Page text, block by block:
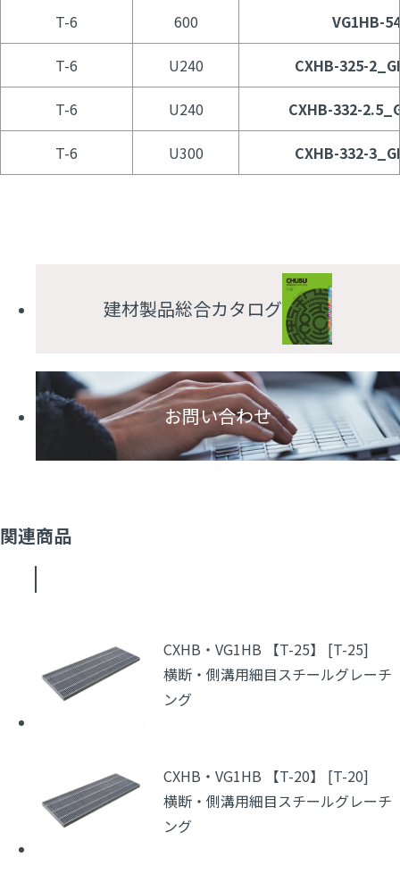
T-6 600 VG1HB-
T-6 U240 CXHB-325-
T-6 U240 CXHB-332-
T-6 U300 CXHB-332-
建材製品総合カタログ
お問い合わせ
関連商品
CXHB・VG1HB 【T-25】 [T-25]
横断・側溝用細目スチールグレーチ
ング
CXHB・VG1HB 【T-20】 [T-20]
横断・側溝用細目スチールグレーチ
ング